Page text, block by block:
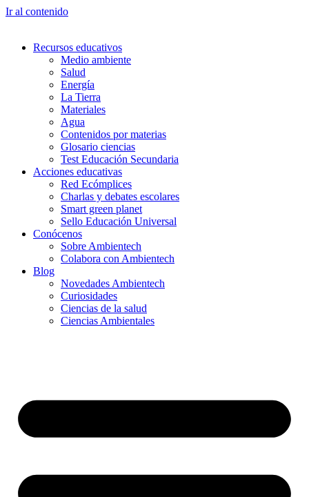
Ir al contenido
Recursos educativos
Medio ambiente
Salud
Energía
La Tierra
Materiales
Agua
Contenidos por materias
Glosario ciencias
Test Educación Secundaria
Acciones educativas
Red Ecómplices
Charlas y debates escolares
Smart green planet
Sello Educación Universal
Conócenos
Sobre Ambientech
Colabora con Ambientech
Blog
Novedades Ambientech
Curiosidades
Ciencias de la salud
Ciencias Ambientales